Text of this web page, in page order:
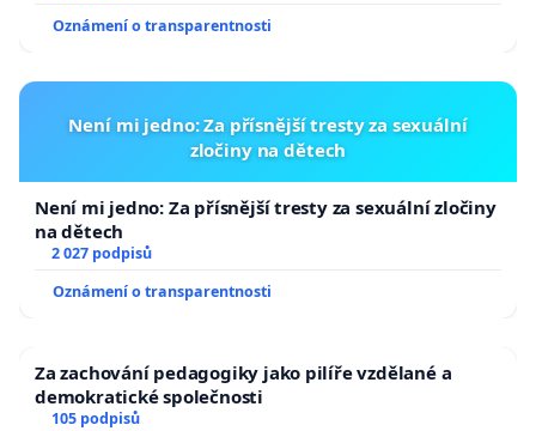
Oznámení o transparentnosti
Není mi jedno: Za přísnější tresty za sexuální
zločiny na dětech
Není mi jedno: Za přísnější tresty za sexuální zločiny
na dětech
2 027 podpisů
Oznámení o transparentnosti
Za zachování pedagogiky jako pilíře vzdělané a
demokratické společnosti
105 podpisů